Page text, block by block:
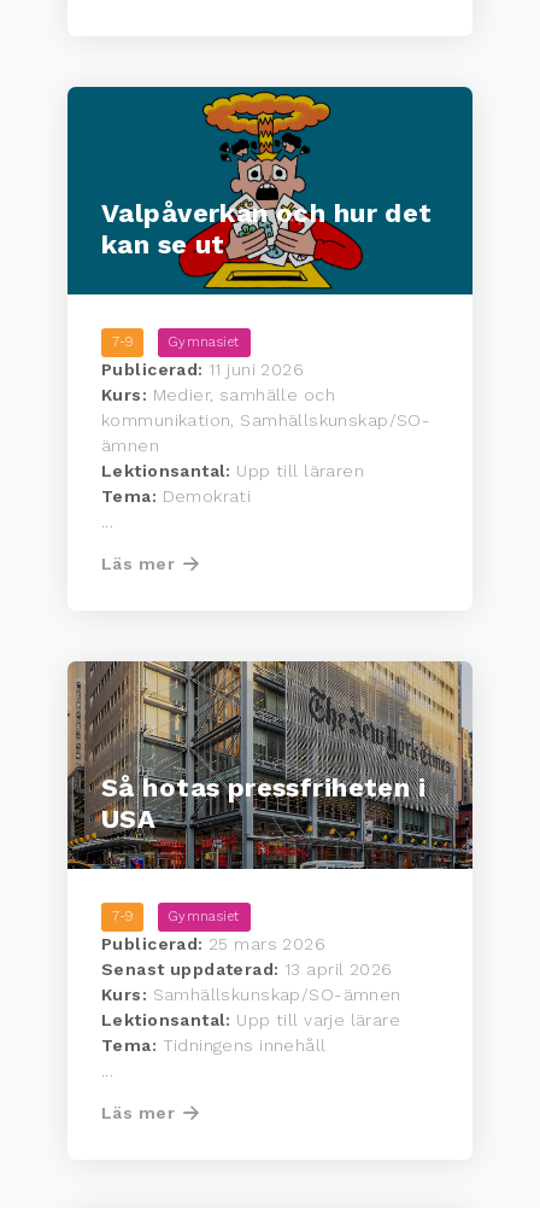
Valpåverkan och hur det
kan se ut
7-9 Gymnasiet
Publicerad: 11 juni 2026
Kurs: Medier, samhälle och
kommunikation, Samhällskunskap/SO-
ämnen
Lektionsantal: Upp till läraren
Tema: Demokrati
Läs mer
Så hotas pressfriheten i
USA
7-9 Gymnasiet
Publicerad: 25 mars 2026
Senast uppdaterad: 13 april 2026
Kurs: Samhällskunskap/SO-ämnen
Lektionsantal: Upp till varje lärare
Tema: Tidningens innehåll
...
Läs mer